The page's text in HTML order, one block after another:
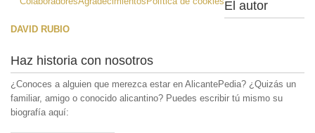
El autor
DAVID RUBIO
Haz historia con nosotros
¿Conoces a alguien que merezca estar en AlicantePedia? ¿Quizás un
familiar, amigo o conocido alicantino? Puedes escribir tú mismo su
biografía aquí: